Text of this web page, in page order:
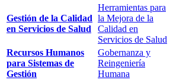
Gestión de la Calidad
en Servicios de Salud
Herramientas para
la Mejora de la
Calidad en
Servicios de Salud
Recursos Humanos
para Sistemas de
Gestión
Gobernanza y
Reingeniería
Humana